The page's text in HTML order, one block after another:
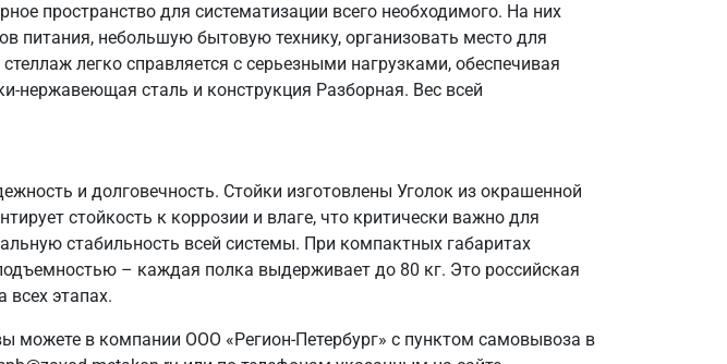
пространство для систематизации всего необходимого. На них
питания, небольшую бытовую технику, организовать место для
легко справляется с серьезными нагрузками, обеспечивая
нержавеющая сталь и конструкция Разборная. Вес всей
и долговечность. Стойки изготовлены Уголок из окрашенной
стойкость к коррозии и влаге, что критически важно для
стабильность всей системы. При компактных габаритах
– каждая полка выдерживает до 80 кг. Это российская
всех этапах.
можете в компании ООО «Регион-Петербург» с пунктом самовывоза в